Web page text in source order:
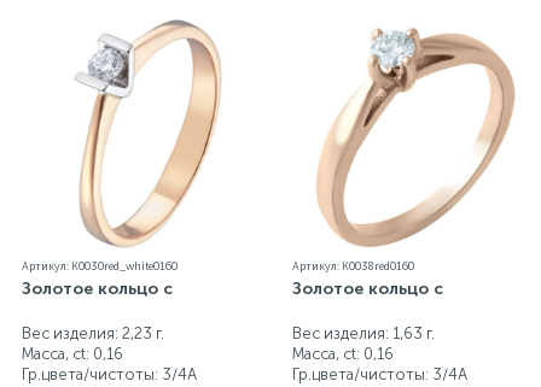
Артикул: K0030red_white0160
Золотое кольцо с
Вес изделия: 2,23 г.
Масса, ct: 0,16
Гр.цвета/чистоты: 3/4А
Артикул: K0038red0160
Золотое кольцо с
Вес изделия: 1,63 г.
Масса, ct: 0,16
Гр.цвета/чистоты: 3/4А